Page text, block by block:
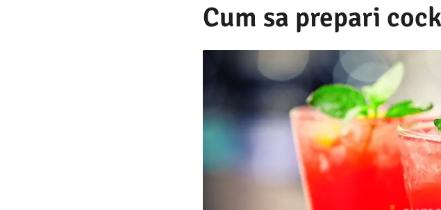
Cum sa prepari